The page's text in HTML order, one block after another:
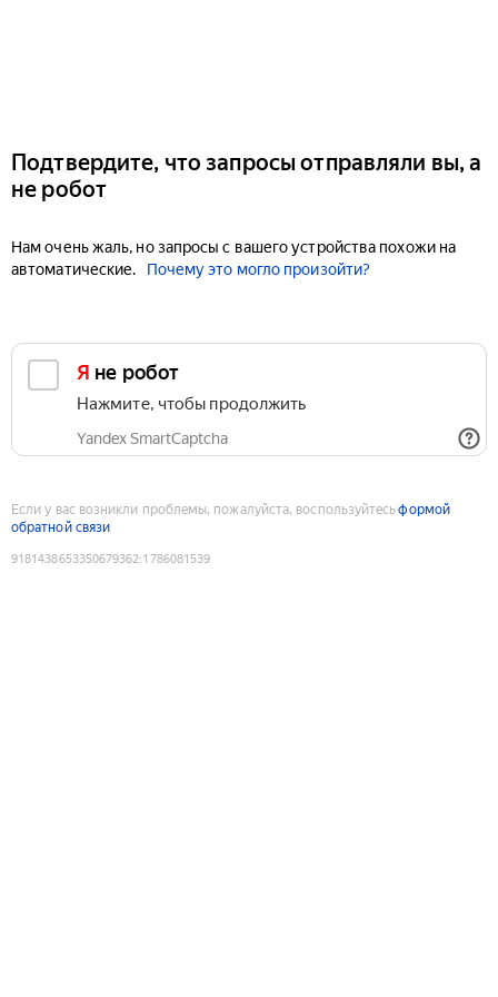
Подтвердите, что запросы отправляли вы, а
не робот
Нам очень жаль, но запросы с вашего устройства похожи на
автоматические.
Почему это могло произойти?
Я не робот
Нажмите, чтобы продолжить
Yandex SmartCaptcha
Если у вас возникли проблемы, пожалуйста, воспользуйтесьформой
обратной связи
9181438653350679362:1786081539